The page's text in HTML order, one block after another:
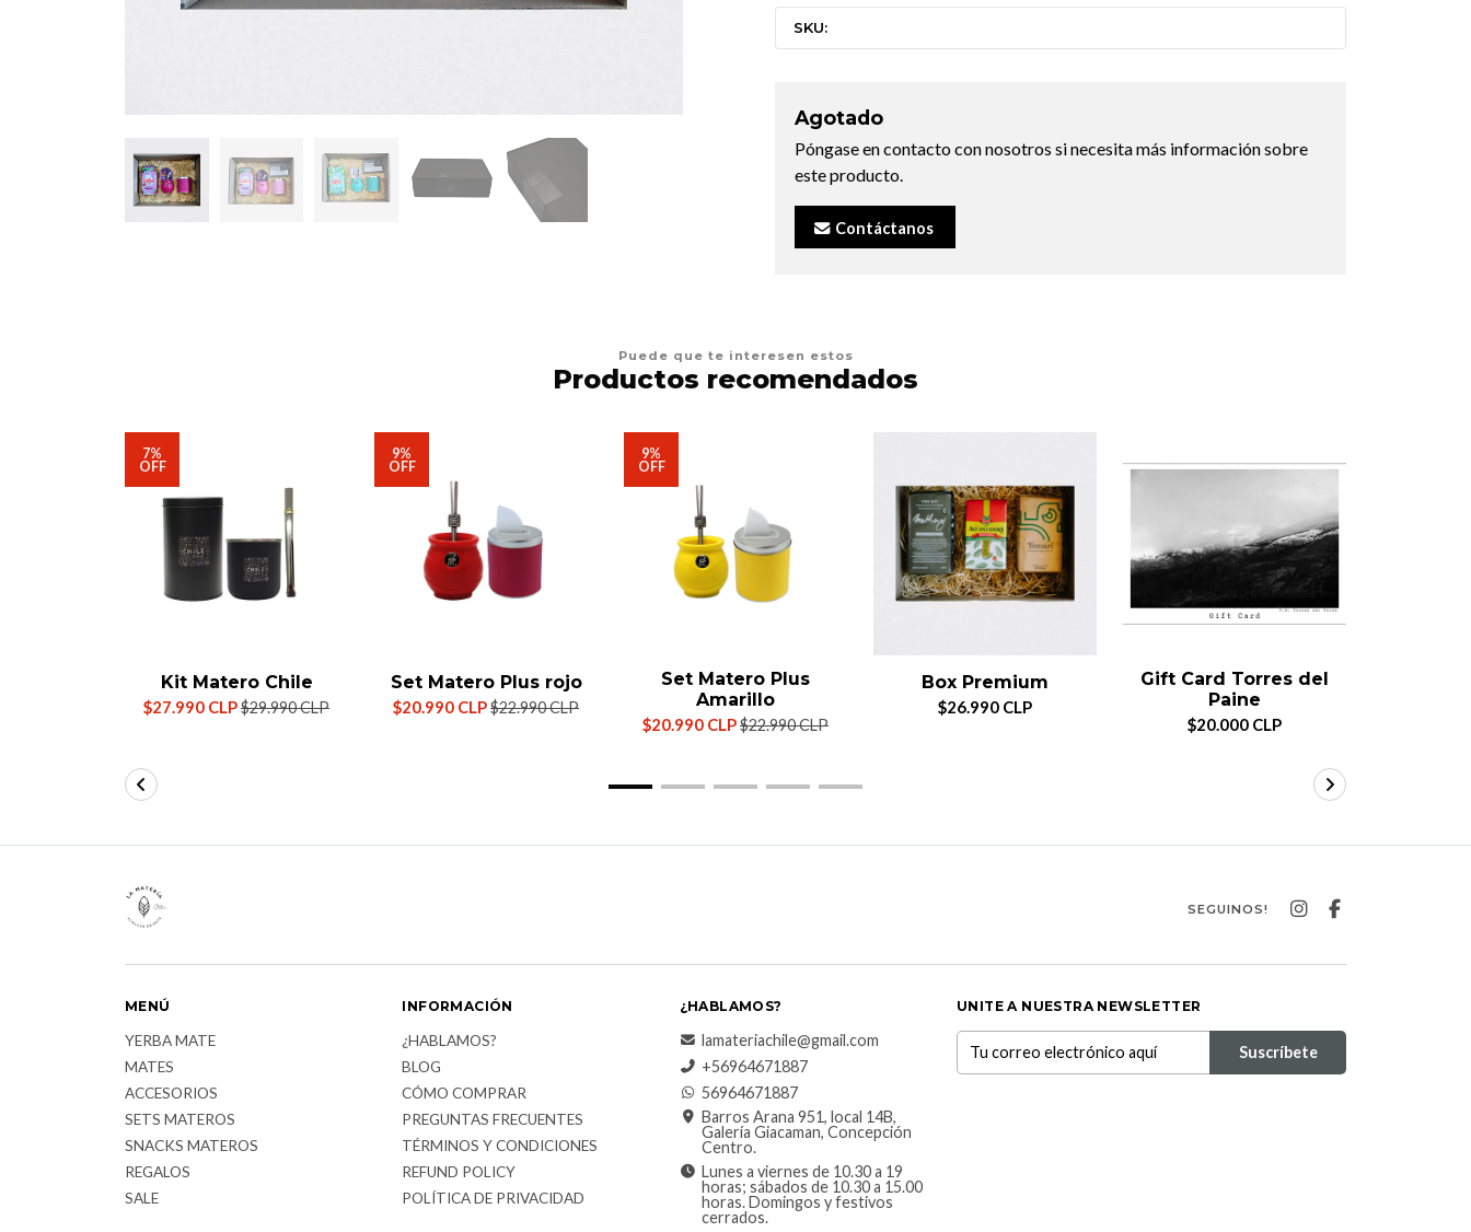
SKU:
Agotado
Póngase en contacto con nosotros si necesita más información sobre
este producto.
Contáctanos
Puede que te interesen estos
Productos recomendados
7%
OFF
Kit Matero Chile
$27.990 CLP$29.990 CLP
9%
OFF
Set Matero Plus rojo
$20.990 CLP$22.990 CLP
9%
OFF
Set Matero Plus
Amarillo
$20.990 CLP$22.990 CLP
Box Premium
$26.990 CLP
Gift Card Torres del
Paine
$20.000 CLP
SEGUINOS!
MENÚ
YERBA MATE
MATES
ACCESORIOS
SETS MATEROS
SNACKS MATEROS
REGALOS
SALE
INFORMACIÓN
¿HABLAMOS?
BLOG
CÓMO COMPRAR
PREGUNTAS FRECUENTES
TÉRMINOS Y CONDICIONES
REFUND POLICY
POLÍTICA DE PRIVACIDAD
¿HABLAMOS?
lamateriachile@gmail.com
+56964671887
56964671887
Barros Arana 951, local 14B,
Galería Giacaman, Concepción
Centro.
Lunes a viernes de 10.30 a 19
horas; sábados de 10.30 a 15.00
horas. Domingos y festivos
cerrados.
UNITE A NUESTRA NEWSLETTER